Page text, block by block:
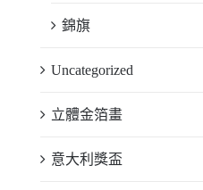
錦旗
Uncategorized
立體金箔畫
意大利獎盃